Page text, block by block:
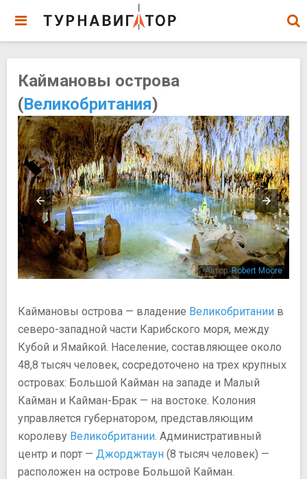
Каймановы острова
(Великобритания)
Автор:Robert Moore
Каймановы острова — владение Великобритании в
северо-западной части Карибского моря, между
Кубой и Ямайкой. Население, составляющее около
48,8 тысяч человек, сосредоточено на трех крупных
островах: Большой Кайман на западе и Малый
Кайман и Кайман-Брак — на востоке. Колония
управляется губернатором, представляющим
королеву Великобритании . Административный
центр и порт — Джорджтаун (8 тысяч человек) —
расположен на острове Большой Кайман.